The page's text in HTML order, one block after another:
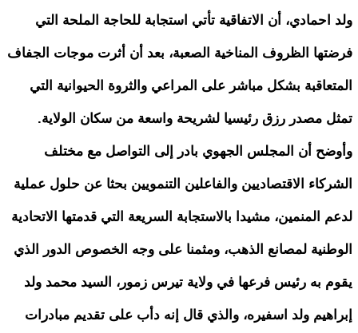
ولد احمادي، أن الاتفاقية تأتي استجابة للحاجة الملحة التي
فرضتها الظروف المناخية الصعبة، بعد أن أثرت موجات الجفاف
المتعاقبة بشكل مباشر على المراعي والثروة الحيوانية التي
تمثل مصدر رزق رئيسيا لشريحة واسعة من سكان الولاية.
وأوضح أن المجلس الجهوي بادر إلى التواصل مع مختلف
الشركاء الاقتصاديين والفاعلين التنمويين بحثا عن حلول عملية
لدعم المنمين، مشيدا بالاستجابة السريعة التي قدمتها الاتحادية
الوطنية لمصانع الذهب، ومثمنا على وجه الخصوص الدور الذي
يقوم به رئيس فرعها في ولاية تيرس زمور، السيد محمد ولد
إبراهيم ولد اسفيره، والذي قال إنه دأب على تقديم مبادرات